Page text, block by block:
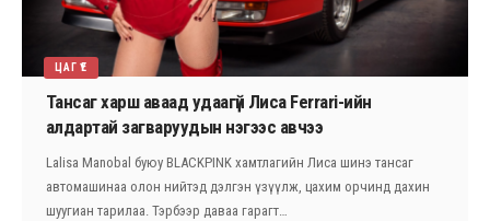
ЦАГ ҮЕ
Тансаг харш аваад удаагүй Лиса Ferrari-ийн
алдартай загваруудын нэгээс авчээ
Lalisa Manobal буюу BLACKPINK хамтлагийн Лиса шинэ тансаг
автомашинаа олон нийтэд дэлгэн үзүүлж, цахим орчинд дахин
шуугиан тарилаа. Тэрбээр даваа гарагт…